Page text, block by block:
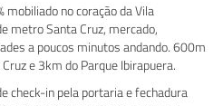
mobiliado no coração da Vila
metro Santa Cruz, mercado,
a poucos minutos andando. 600m
e 3km do Parque Ibirapuera.
check-in pela portaria e fechadura